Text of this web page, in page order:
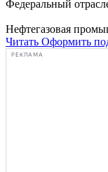
Федеральный
Нефтегазовая
Читать Оформить
РЕКЛАМА